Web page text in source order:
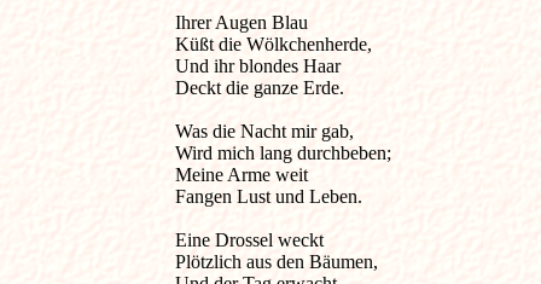
Ihrer Augen Blau
Küßt die Wölkchenherde,
Und ihr blondes Haar
Deckt die ganze Erde.
Was die Nacht mir gab,
Wird mich lang durchbeben;
Meine Arme weit
Fangen Lust und Leben.
Eine Drossel weckt
Plötzlich aus den Bäumen,